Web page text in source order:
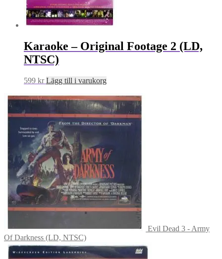
Karaoke – Original Footage 2 (LD,
NTSC)
599 kr Lägg till i varukorg
Evil Dead 3 - Army
Of Darkness (LD, NTSC)